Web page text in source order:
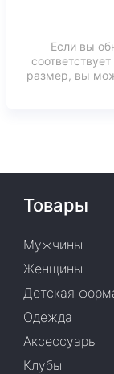
Если вы
размер, вы
Товары
Мужчины
Женщины
Детская
Одежда
Аксессуары
Клубы